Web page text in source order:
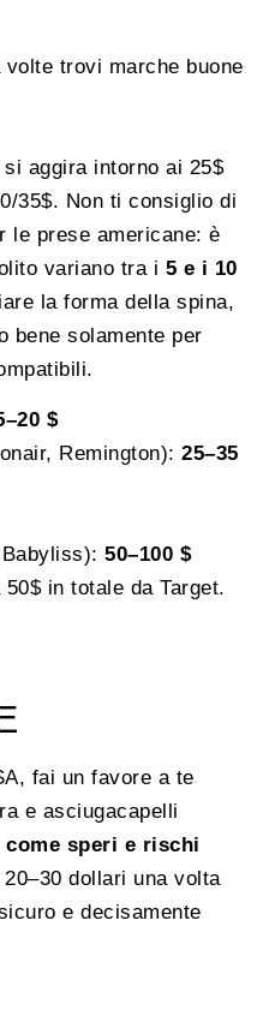
trovi marche buone
aggira intorno ai 25$
35$. Non ti consiglio di
le prese americane: è
variano tra i 5 e i 10
la forma della spina,
bene solamente per
$
Remington): 25–35
50–100 $
in totale da Target.
fai un favore a te
e asciugacapelli
speri e rischi
20–30 dollari una volta
e decisamente